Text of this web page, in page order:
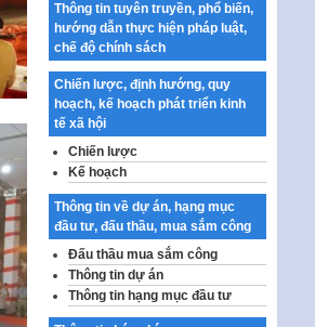
Công bố công khai dự toán kinh
phí xây dựng pháp luật, hoàn
thiện thể chế, chính…
Quy định về nghiên cứu, ứng
dụng khoa học, công nghệ, đổi
mới sáng tạo và chuyển…
Quy định chi tiết và hướng dẫn
thi hành một số điều của Luật Lý
lịch tư…
Sửa đổi, bổ sung một số nội
dung tại Nghị quyết số 30/NQ-
CP ngày 24 tháng 02…
Ban hành Chương trình hành
động của Chính phủ thực hiện
Thông tin tuyên truyền, phổ biến,
hướng dẫn thực hiện pháp luật,
chế độ chính sách
Chiến lược, định hướng, quy
hoạch, kế hoạch phát triển kinh
tế xã hội
Chiến lược
Kế hoạch
Thông tin về dự án, hạng mục
đầu tư, đấu thầu, mua sắm công
Đấu thầu mua sắm công
Thông tin dự án
Thông tin hạng mục đầu tư